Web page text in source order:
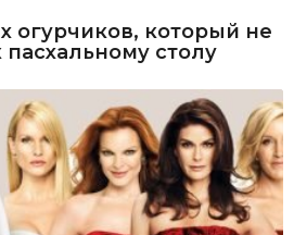
огурчиков, который не
столу